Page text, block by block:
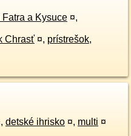
a Kysuce ¤,
Chrasť ¤, prístrešok,
, detské ihrisko ¤, multi ¤